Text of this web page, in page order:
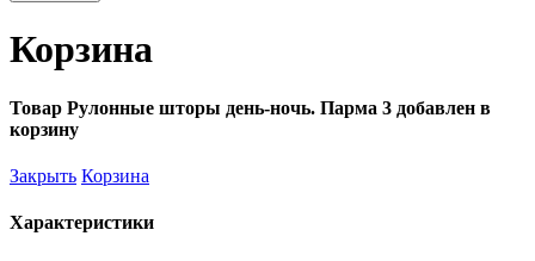
Корзина
Товар Рулонные шторы день-ночь. Парма 3 добавлен в
корзину
Закрыть Корзина
Характеристики